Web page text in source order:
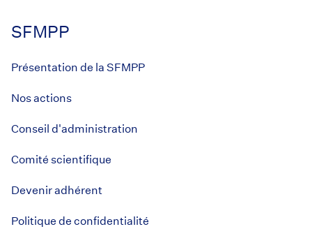
SFMPP
Présentation de la SFMPP
Nos actions
Conseil d'administration
Comité scientifique
Devenir adhérent
Politique de confidentialité